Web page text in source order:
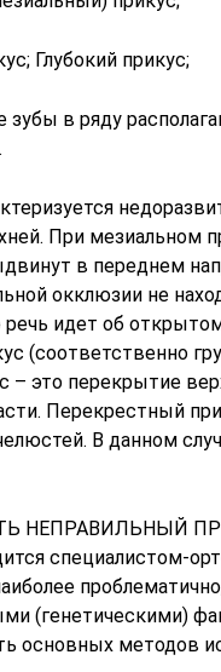
Глубокий прикус;
зубы в ряду
При мезиальном
в переднем
окклюзии не
речь идет об
(соответственно
– это перекрытие
Перекрестный
В данном
НЕПРАВИЛЬНЫЙ
специалистом-
(генетическими)
основных методов